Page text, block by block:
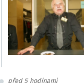
před 5 hodinami